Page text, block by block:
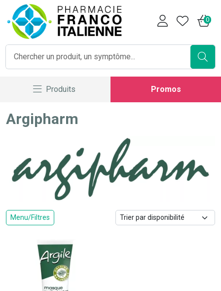
0
Produits Promos
Argipharm
Menu/Filtres